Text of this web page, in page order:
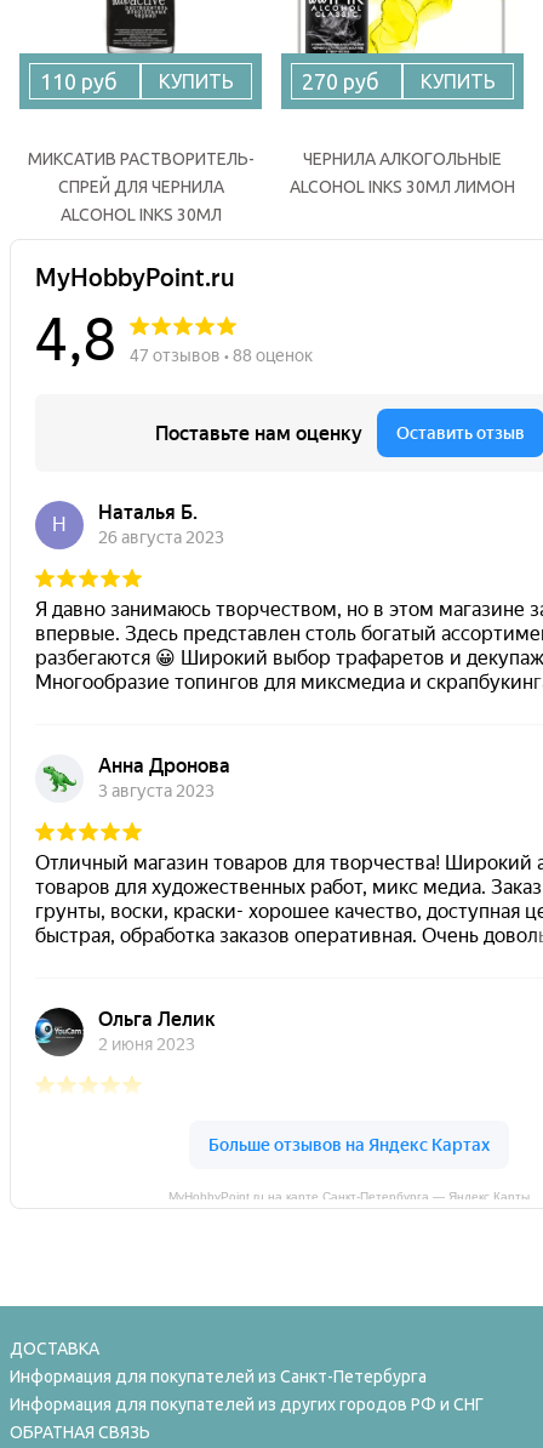
110 руб КУПИТЬ
МИКСАТИВ РАСТВОРИТЕЛЬ-
СПРЕЙ ДЛЯ ЧЕРНИЛА
ALCOHOL INKS 30МЛ
270 руб КУПИТЬ
ЧЕРНИЛА АЛКОГОЛЬНЫЕ
ALCOHOL INKS 30МЛ ЛИМОН
MyHobbyPoint.ru на карте Санкт‑Петербурга — Яндекс Карты
ДОСТАВКА
Информация для покупателей из Санкт-Петербурга
Информация для покупателей из других городов РФ и СНГ
ОБРАТНАЯ СВЯЗЬ